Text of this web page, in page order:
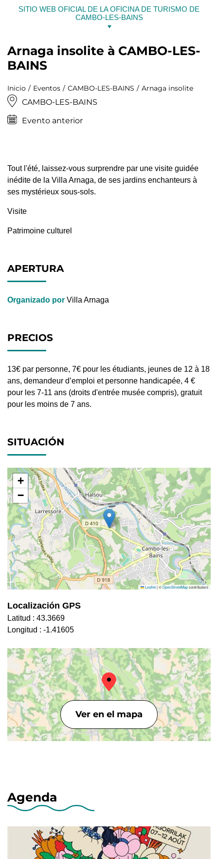
SITIO WEB OFICIAL DE LA OFICINA DE TURISMO DE
CAMBO-LES-BAINS
Arnaga insolite à CAMBO-LES-
BAINS
Inicio Eventos CAMBO-LES-BAINS Arnaga insolite
CAMBO-LES-BAINS
Evento anterior
Tout l'été, laissez-vous surprendre par une visite guidée
inédite de la Villa Arnaga, de ses jardins enchanteurs à
ses mystérieux sous-sols.
Visite
Patrimoine culturel
APERTURA
Organizado por Villa Arnaga
PRECIOS
13€ par personne, 7€ pour les étudiants, jeunes de 12 à 18
ans, demandeur d’emploi et personne handicapée, 4 €
pour les 7-11 ans (droits d'entrée musée compris), gratuit
pour les moins de 7 ans.
SITUACIÓN
+
−
Leaflet|©OpenStreetMapcontributors
Localización GPS
Latitud : 43.3669
Longitud : -1.41605
Ver en el mapa
Agenda